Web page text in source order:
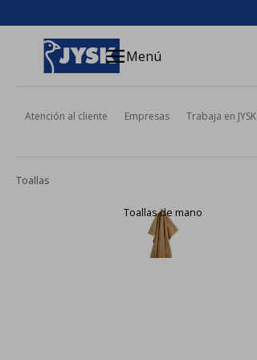
menuMenú
Atención al cliente Empresas Trabaja en JYSK
Toallas
Toallas de mano
close